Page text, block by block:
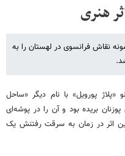
هنری
مونه نقاش فرانسوی در لهستان را به
این مرد 41 ساله تابلو «پلاژ پورویل» با نام دیگر «ساحل
موزه ملی پوزنان بریده بود و آن را در پوشه‌ای
این اثر در زمان به سرقت رفتنش یک